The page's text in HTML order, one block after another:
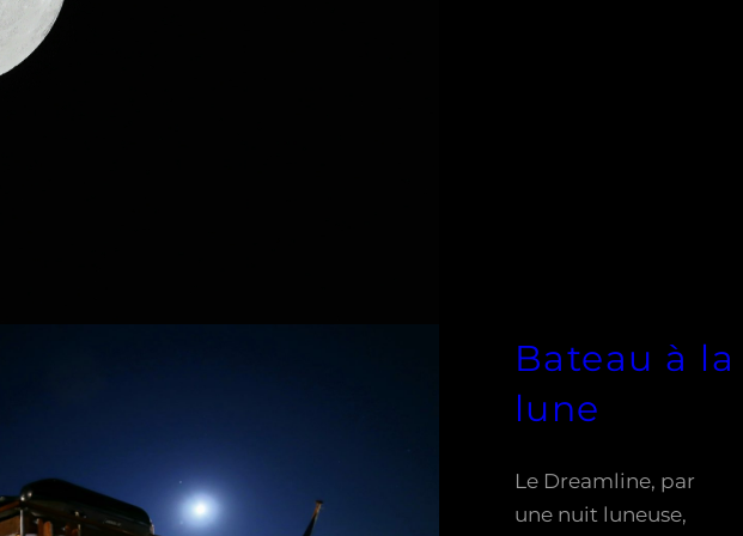
Bateau à la
lune
Le Dreamline, par
une nuit luneuse,